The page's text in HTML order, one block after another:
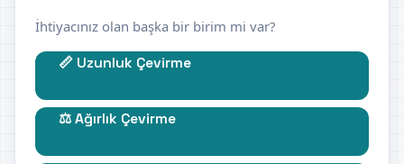
İhtiyacınız olan başka bir birim mi var?
📏 Uzunluk Çevirme
⚖️ Ağırlık Çevirme